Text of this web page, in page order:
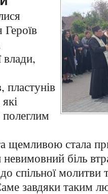
влади,
пластунів
щемливою стала
біль
спільної молитви
завдяки таким